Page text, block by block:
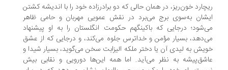
خون‌ریز، در همان حالی که دو برادرزاده خود را با اندیشه کشتن
به‌سوی برج می‌برد در نقش عمویی مهربان و حامی ظاهر
درجایی که باکینگهم حکومت انگلستان را به او پیشنهاد
بسیار مؤمن و خداترس جلوه می‌کند، و درجایی که از عشق
به لیدی آن یا دختر ملکه الیزابت سخن می‌گوید، بسیار شیدا و
به نظر می‌آید. اما همه این‌ها دورویی و نقابی بیش